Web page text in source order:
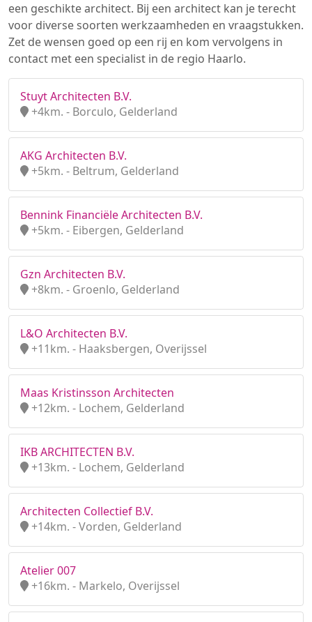
een geschikte architect. Bij een architect kan je terecht
voor diverse soorten werkzaamheden en vraagstukken.
Zet de wensen goed op een rij en kom vervolgens in
contact met een specialist in de regio Haarlo.
Stuyt Architecten B.V.
+4km. - Borculo, Gelderland
AKG Architecten B.V.
+5km. - Beltrum, Gelderland
Bennink Financiële Architecten B.V.
+5km. - Eibergen, Gelderland
Gzn Architecten B.V.
+8km. - Groenlo, Gelderland
L&O Architecten B.V.
+11km. - Haaksbergen, Overijssel
Maas Kristinsson Architecten
+12km. - Lochem, Gelderland
IKB ARCHITECTEN B.V.
+13km. - Lochem, Gelderland
Architecten Collectief B.V.
+14km. - Vorden, Gelderland
Atelier 007
+16km. - Markelo, Overijssel